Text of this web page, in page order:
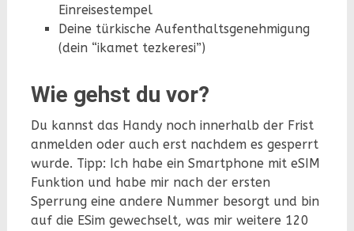
Einreisestempel
Deine türkische Aufenthaltsgenehmigung
(dein “ikamet tezkeresi”)
Wie gehst du vor?
Du kannst das Handy noch innerhalb der Frist
anmelden oder auch erst nachdem es gesperrt
wurde. Tipp: Ich habe ein Smartphone mit eSIM
Funktion und habe mir nach der ersten
Sperrung eine andere Nummer besorgt und bin
auf die ESim gewechselt, was mir weitere 120